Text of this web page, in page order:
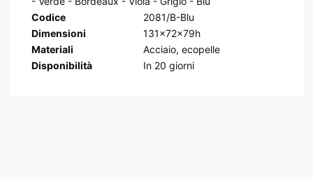
Codice
2081/B-Blu
Dimensioni
131x72x79h
Materiali
Acciaio, ecopelle
Disponibilità
In 20 giorni